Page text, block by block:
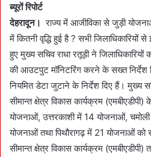
ब्यूरों रिपोर्ट
देहरादून। राज्य में आजीविका से जुड़ी
में कितनी वृद्धि हुई है ? सभी जिलाधिकारियों
हुए मुख्य सचिव राधा रतूड़ी ने
की आउटपुट मॉनिटरिंग करने के सख्त निर्देश
नियमित डेटा जुटाने के निर्देश दिए हैं। मुख्य
सीमान्त क्षेत्र विकास कार्यक्रम
योजनाओं, उत्तरकाशी में 14 योजनाओं,
योजनाओं तथा पिथौरागढ़ में 21 योजनाओं को
सीमान्त क्षेत्र विकास कार्यक्रम